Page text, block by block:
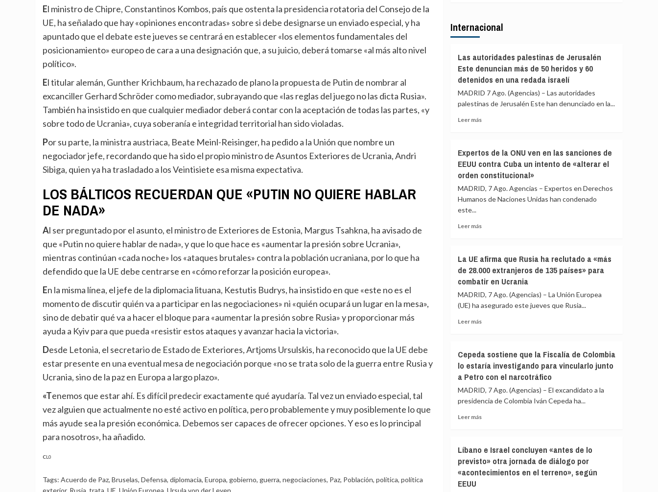
El ministro de Chipre, Constantinos Kombos, país que ostenta la presidencia rotatoria del Consejo de la
UE, ha señalado que hay «opiniones encontradas» sobre si debe designarse un enviado especial, y ha
apuntado que el debate este jueves se centrará en establecer «los elementos fundamentales del
posicionamiento» europeo de cara a una designación que, a su juicio, deberá tomarse «al más alto nivel
político».
El titular alemán, Gunther Krichbaum, ha rechazado de plano la propuesta de Putin de nombrar al
excanciller Gerhard Schröder como mediador, subrayando que «las reglas del juego no las dicta Rusia».
También ha insistido en que cualquier mediador deberá contar con la aceptación de todas las partes, «y
sobre todo de Ucrania», cuya soberanía e integridad territorial han sido violadas.
Por su parte, la ministra austriaca, Beate Meinl-Reisinger, ha pedido a la Unión que nombre un
negociador jefe, recordando que ha sido el propio ministro de Asuntos Exteriores de Ucrania, Andri
Sibiga, quien ya ha trasladado a los Veintisiete esa misma expectativa.
LOS BÁLTICOS RECUERDAN QUE «PUTIN NO QUIERE HABLAR
DE NADA»
Al ser preguntado por el asunto, el ministro de Exteriores de Estonia, Margus Tsahkna, ha avisado de
que «Putin no quiere hablar de nada», y que lo que hace es «aumentar la presión sobre Ucrania»,
mientras continúan «cada noche» los «ataques brutales» contra la población ucraniana, por lo que ha
defendido que la UE debe centrarse en «cómo reforzar la posición europea».
En la misma línea, el jefe de la diplomacia lituana, Kestutis Budrys, ha insistido en que «este no es el
momento de discutir quién va a participar en las negociaciones» ni «quién ocupará un lugar en la mesa»,
sino de debatir qué va a hacer el bloque para «aumentar la presión sobre Rusia» y proporcionar más
ayuda a Kyiv para que pueda «resistir estos ataques y avanzar hacia la victoria».
Desde Letonia, el secretario de Estado de Exteriores, Artjoms Ursulskis, ha reconocido que la UE debe
estar presente en una eventual mesa de negociación porque «no se trata solo de la guerra entre Rusia y
Ucrania, sino de la paz en Europa a largo plazo».
«Tenemos que estar ahí. Es difícil predecir exactamente qué ayudaría. Tal vez un enviado especial, tal
vez alguien que actualmente no esté activo en política, pero probablemente y muy posiblemente lo que
más ayude sea la presión económica. Debemos ser capaces de ofrecer opciones. Y eso es lo principal
para nosotros», ha añadido.
CL0
Tags: Acuerdo de Paz, Bruselas, Defensa, diplomacia, Europa, gobierno, guerra, negociaciones, Paz, Población, política, política
si
rechazan
menores
migrantes
de
señala
Gobierno
«consta»
el
llamamiento
a
masiva
el
15
agosto
Internacional
Las autoridades palestinas de Jerusalén
Este denuncian más de 50 heridos y 60
detenidos en una redada israelí
MADRID 7 Ago. (Agencias) – Las autoridades
palestinas de Jerusalén Este han denunciado en la...
Leer másLeer
autoridades
palestinas
de
Este
denuncian
50
60
detenidos
una
redada
israelí
Expertos de la ONU ven en las sanciones de
EEUU contra Cuba un intento de «alterar el
orden constitucional»
MADRID, 7 Ago. Agencias – Expertos en Derechos
Humanos de Naciones Unidas han condenado
este...
Leer másLeer
de
la
ONU
en
las
Cuba
un
«alterar
el
constitucional»
La UE afirma que Rusia ha reclutado a «más
de 28.000 extranjeros de 135 países» para
combatir en Ucrania
MADRID, 7 Ago. (Agencias) – La Unión Europea
(UE) ha asegurado este jueves que Rusia...
Leer másLeer
UE
afirma
que
ha
reclutado
extranjeros
de
135
Cepeda sostiene que la Fiscalía de Colombia
lo estaría investigando para vincularlo junto
a Petro con el narcotráfico
MADRID, 7 Ago. (Agencias) – El excandidato a la
presidencia de Colombia Iván Cepeda ha...
Leer másLeer
sostiene
que
la
Líbano e Israel concluyen «antes de lo
previsto» otra jornada de diálogo por
«acontecimientos en el terreno», según
EEUU